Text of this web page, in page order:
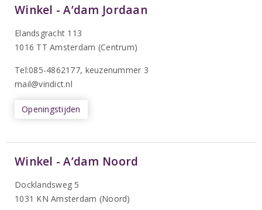
Winkel - A’dam Jordaan
Elandsgracht 113
1016 TT Amsterdam (Centrum)
Tel:085-4862177, keuzenummer 3
mail@vindict.nl
Openingstijden
Winkel - A’dam Noord
Docklandsweg 5
1031 KN Amsterdam (Noord)